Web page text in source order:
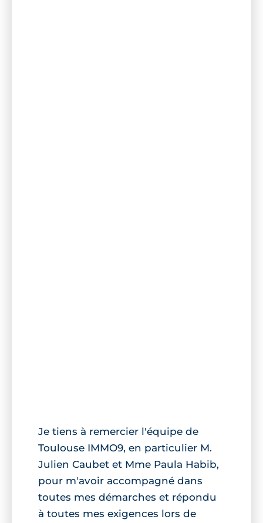
Je tiens à remercier l'équipe de
Toulouse IMMO9, en particulier M.
Julien Caubet et Mme Paula Habib,
pour m'avoir accompagné dans
toutes mes démarches et répondu
à toutes mes exigences lors de